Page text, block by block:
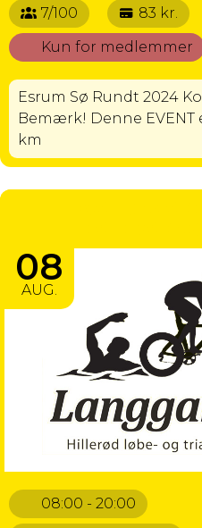
7/100
83 kr.
Kun for medlemmer
Esrum Sø Rundt 2024
Bemærk! Denne
km
08
AUG.
08:00 - 20:00